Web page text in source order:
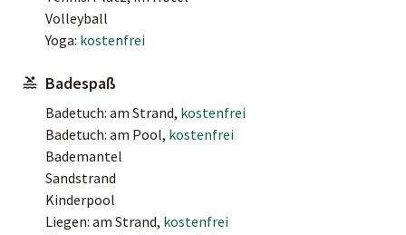
Volleyball
Yoga: kostenfrei
Badespaß
Badetuch: am Strand, kostenfrei
Badetuch: am Pool, kostenfrei
Bademantel
Sandstrand
Kinderpool
Liegen: am Strand, kostenfrei